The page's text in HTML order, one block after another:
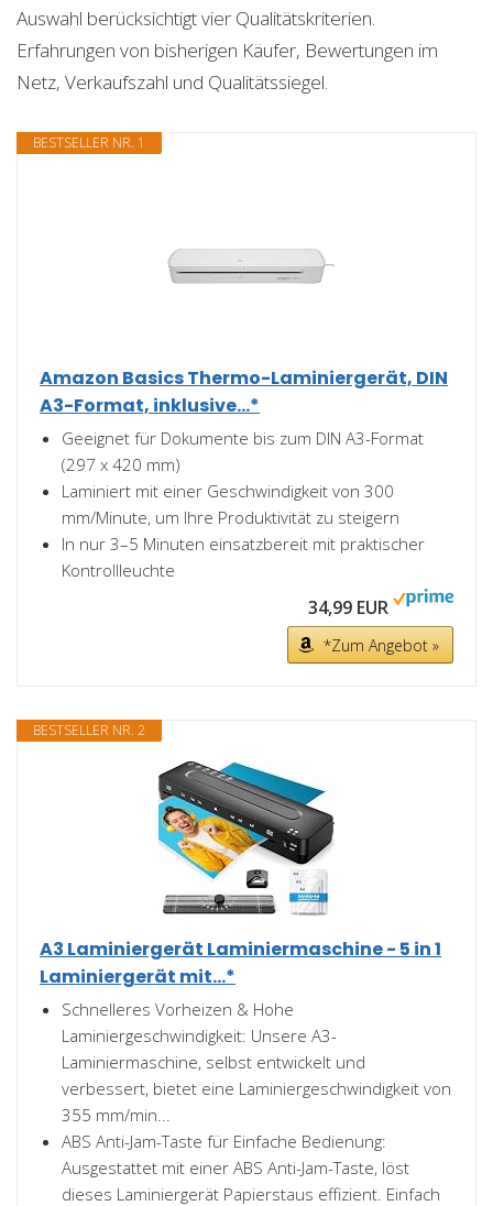
Auswahl berücksichtigt vier Qualitätskriterien.
Erfahrungen von bisherigen Käufer, Bewertungen im
Netz, Verkaufszahl und Qualitätssiegel.
BESTSELLER NR. 1
Amazon Basics Thermo-Laminiergerät, DIN
A3-Format, inklusive...*
Geeignet für Dokumente bis zum DIN A3-Format
(297 x 420 mm)
Laminiert mit einer Geschwindigkeit von 300
mm/Minute, um Ihre Produktivität zu steigern
In nur 3–5 Minuten einsatzbereit mit praktischer
Kontrollleuchte
34,99 EUR
*Zum Angebot »
BESTSELLER NR. 2
A3 Laminiergerät Laminiermaschine - 5 in 1
Laminiergerät mit...*
Schnelleres Vorheizen & Hohe
Laminiergeschwindigkeit: Unsere A3-
Laminiermaschine, selbst entwickelt und
verbessert, bietet eine Laminiergeschwindigkeit von
355 mm/min...
ABS Anti-Jam-Taste für Einfache Bedienung:
Ausgestattet mit einer ABS Anti-Jam-Taste, löst
dieses Laminiergerät Papierstaus effizient. Einfach